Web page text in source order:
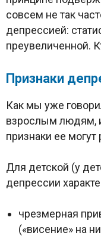
совсем не так
депрессией:
преувеличенной.
Признаки
Как мы уже
взрослым людям,
признаки ее могут
Для детской (у
депрессии
чрезмерная
(«висение» на